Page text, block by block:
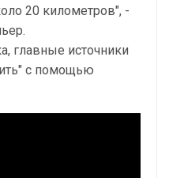
20 километров", -
главные источники
с помощью